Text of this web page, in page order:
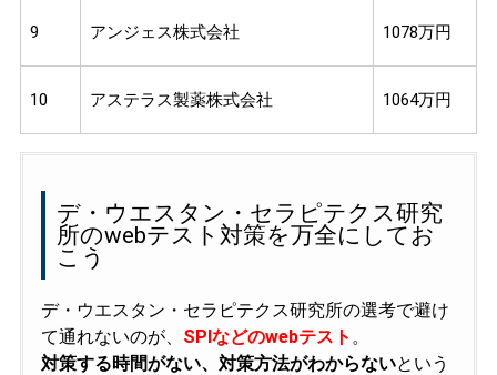
9 アンジェス株式会社 1078万円
10 アステラス製薬株式会社 1064万円
デ・ウエスタン・セラピテクス研究
所のwebテスト対策を万全にしてお
こう
デ・ウエスタン・セラピテクス研究所の選考で避け
て通れないのが、 SPIなどのwebテスト 。
対策する時間がない、対策方法がわからないという